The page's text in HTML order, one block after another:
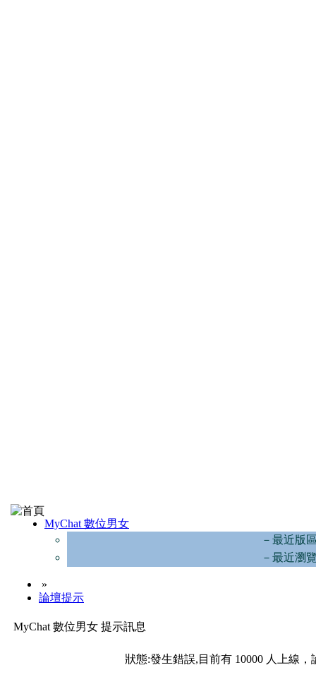
MyChat 數位男女
－最近版
－最近瀏
»
論壇提示
MyChat 數位男女 提示訊息
狀態:發生錯誤,目前有 10000 人上線